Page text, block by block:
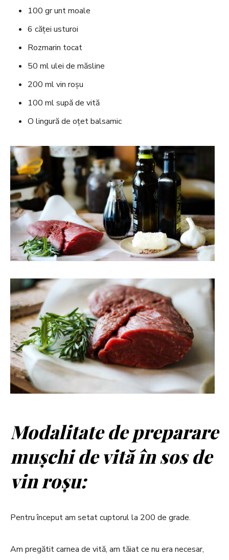
100 gr unt moale
6 căței usturoi
Rozmarin tocat
50 ml ulei de măsline
200 ml vin roșu
100 ml supă de vită
O lingură de oțet balsamic
Modalitate de preparare
mușchi de vită în sos de
vin roșu:
Pentru început am setat cuptorul la 200 de grade.
Am pregătit carnea de vită, am tăiat ce nu era necesar,